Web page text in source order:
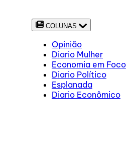
COLUNAS
Opinião
Diario Mulher
Economia em Foco
Diario Político
Esplanada
Diario Econômico